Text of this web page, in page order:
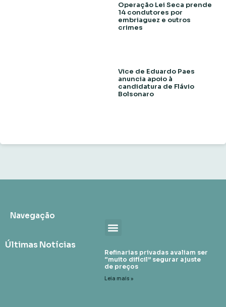
Operação Lei Seca prende
14 condutores por
embriaguez e outros
crimes
Vice de Eduardo Paes
anuncia apoio à
candidatura de Flávio
Bolsonaro
Navegação
Últimas Notícias
Refinarias privadas avaliam ser
“muito difícil” segurar ajuste
de preços
Leia mais »